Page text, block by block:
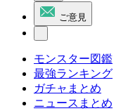
ご意見
モンスター図鑑
最強ランキング
ガチャまとめ
ニュースまとめ